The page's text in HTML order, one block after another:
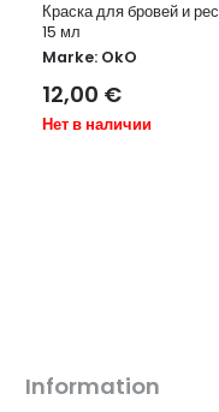
Краска для бровей и
15 мл
Marke: OkO
12,00 €
Нет в наличии
Information